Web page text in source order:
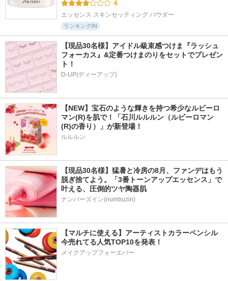
4
エッセンス スキンセッティング パウダー
ランキングIN
【現品30名様】アイドル級束感つけま『ラッシュ
フォーカス』&定番つけまのりをセットでプレゼン
ト！
D-UP(ディーアップ)
【NEW】宝石のような輝きを持つ希少なルビーロ
マン(R)を肌で！「石川ルルルン（ルビーロマン
(R)の香り）」が新登場！
ルルルン
【現品30名様】猛暑と冷房の8月、ファンデはもう
脱ぎ捨てよう。「3番トーンアップエッセンス」で
叶える、圧倒的ツヤ陶器肌
ナンバーズイン(numbuzin)
【マルチに使える】アーティストカラーペンシル
今売れてる人気TOP10を発表！
メイクアップフォーエバー